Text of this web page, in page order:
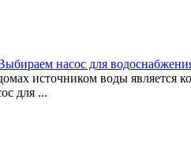
насос для
источником воды является
для ...